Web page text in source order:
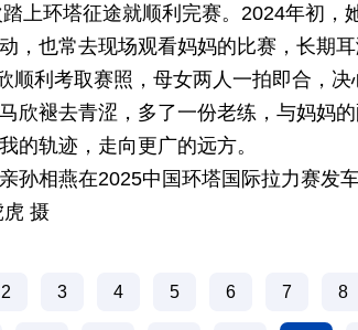
上环塔征途就顺利完赛。2024年初，
，也常去现场观看妈妈的比赛，长期
顺利考取赛照，母女两人一拍即合，决
欣褪去青涩，多了一份老练，与妈妈
的轨迹，走向更广的远方。
孙相燕在2025中国环塔国际拉力赛发
虎 摄
2 3 4 5 6 7 8